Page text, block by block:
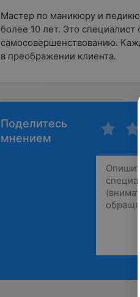
Мастер по маникюру и
более 10 лет. Это
самосовершенствованию.
в преображении клиента.
Поделитесь
мнением